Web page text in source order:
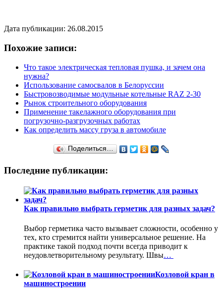
Дата публикации: 26.08.2015
Похожие записи:
Что такое электрическая тепловая пушка, и зачем она
нужна?
Использование самосвалов в Белоруссии
Быстровозводимые модульные котельные RAZ 2-30
Рынок строительного оборудования
Применение такелажного оборудования при
погрузочно-разгрузочных работах
Как определить массу груза в автомобиле
Поделиться…
Последние публикации:
Как правильно выбрать герметик для разных задач?
Выбор герметика часто вызывает сложности, особенно у
тех, кто стремится найти универсальное решение. На
практике такой подход почти всегда приводит к
неудовлетворительному результату. Швы…
Козловой кран в
машиностроении